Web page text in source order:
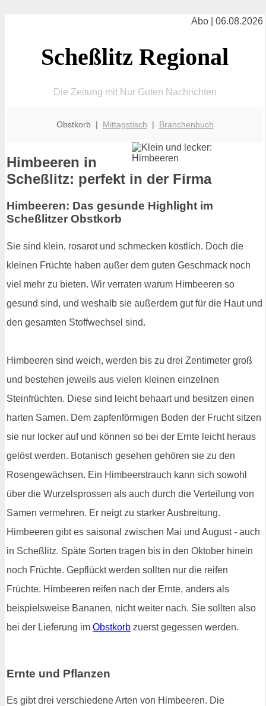
Abo | 06.08.2026
Scheßlitz Regional
Die Zeitung mit Nur Guten Nachrichten
Obstkorb | Mittagstisch | Branchenbuch
Himbeeren in
Scheßlitz: perfekt in der Firma
Himbeeren: Das gesunde Highlight im
Scheßlitzer Obstkorb
Sie sind klein, rosarot und schmecken köstlich. Doch die
kleinen Früchte haben außer dem guten Geschmack noch
viel mehr zu bieten. Wir verraten warum Himbeeren so
gesund sind, und weshalb sie außerdem gut für die Haut und
den gesamten Stoffwechsel sind.
Himbeeren sind weich, werden bis zu drei Zentimeter groß
und bestehen jeweils aus vielen kleinen einzelnen
Steinfrüchten. Diese sind leicht behaart und besitzen einen
harten Samen. Dem zapfenförmigen Boden der Frucht sitzen
sie nur locker auf und können so bei der Ernte leicht heraus
gelöst werden. Botanisch gesehen gehören sie zu den
Rosengewächsen. Ein Himbeerstrauch kann sich sowohl
über die Wurzelsprossen als auch durch die Verteilung von
Samen vermehren. Er neigt zu starker Ausbreitung.
Himbeeren gibt es saisonal zwischen Mai und August - auch
in Scheßlitz. Späte Sorten tragen bis in den Oktober hinein
noch Früchte. Gepflückt werden sollten nur die reifen
Früchte. Himbeeren reifen nach der Ernte, anders als
beispielsweise Bananen, nicht weiter nach. Sie sollten also
bei der Lieferung im Obstkorb zuerst gegessen werden.
Ernte und Pflanzen
Es gibt drei verschiedene Arten von Himbeeren. Die